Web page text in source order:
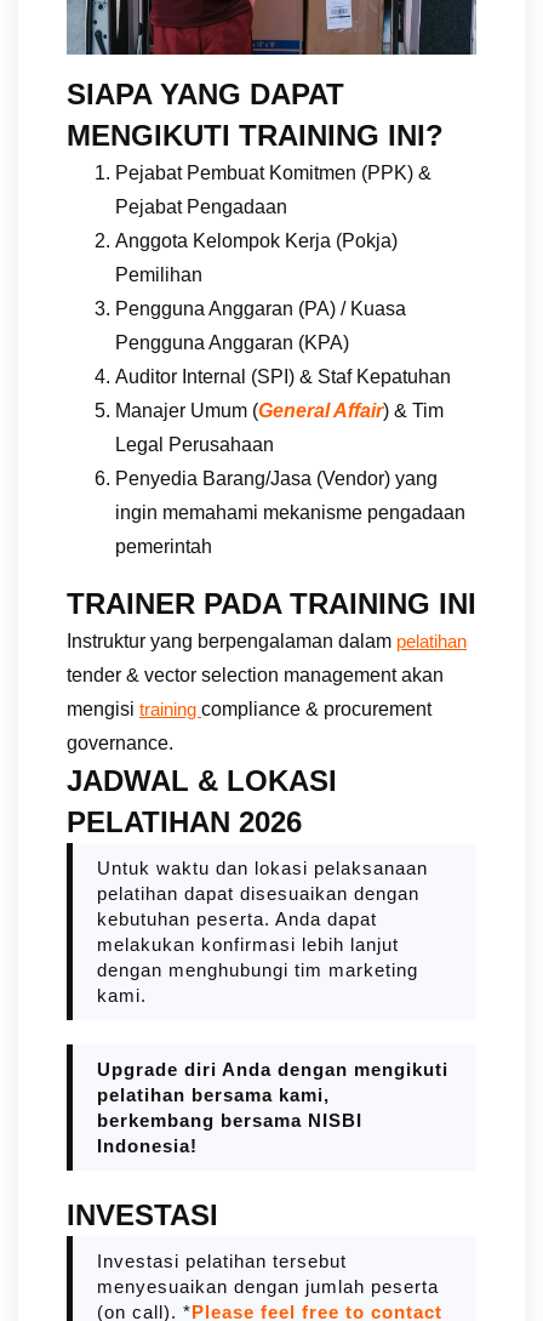
SIAPA YANG DAPAT
MENGIKUTI TRAINING INI?
Pejabat Pembuat Komitmen (PPK) &
Pejabat Pengadaan
Anggota Kelompok Kerja (Pokja)
Pemilihan
Pengguna Anggaran (PA) / Kuasa
Pengguna Anggaran (KPA)
Auditor Internal (SPI) & Staf Kepatuhan
Manajer Umum (General Affair) & Tim
Legal Perusahaan
Penyedia Barang/Jasa (Vendor) yang
ingin memahami mekanisme pengadaan
pemerintah
TRAINER PADA TRAINING INI
Instruktur yang berpengalaman dalam pelatihan
tender & vector selection management akan
mengisi training compliance & procurement
governance.
JADWAL & LOKASI
PELATIHAN 2026
Untuk waktu dan lokasi pelaksanaan
pelatihan dapat disesuaikan dengan
kebutuhan peserta. Anda dapat
melakukan konfirmasi lebih lanjut
dengan menghubungi tim marketing
kami.
Upgrade diri Anda dengan mengikuti
pelatihan bersama kami,
berkembang bersama NISBI
Indonesia!
INVESTASI
Investasi pelatihan tersebut
menyesuaikan dengan jumlah peserta
(on call). *Please feel free to contact